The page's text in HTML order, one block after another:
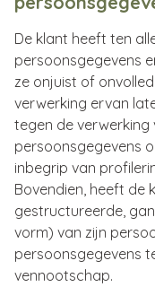
De klant heeft ten
persoonsgegevens
ze onjuist of
verwerking ervan
tegen de
persoonsgegevens
inbegrip van
Bovendien, heeft de
gestructureerde,
vorm) van zijn
persoonsgegevens
vennootschap.